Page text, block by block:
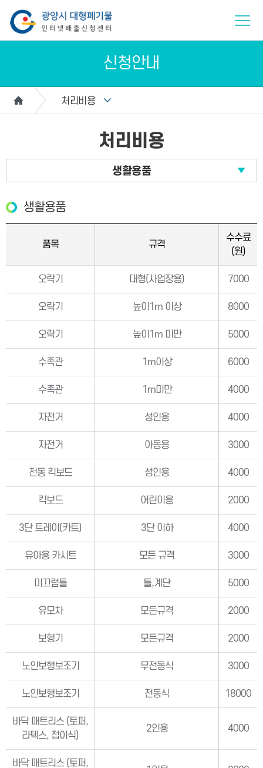
신청안내
처리비용
처리비용
생활용품
생활용품
품목 규격
수수료
(원)
오락기 대형(사업장용) 7000
오락기 높이1m 이상 8000
오락기 높이1m 미만 5000
수족관 1m이상 6000
수족관 1m미만 4000
자전거 성인용 4000
자전거 아동용 3000
전동 킥보드 성인용 4000
킥보드 어린이용 2000
3단 트레이(카트) 3단 이하 4000
유아용 카시트 모든 규격 3000
미끄럼틀 틀,계단 5000
유모차 모든규격 2000
보행기 모든규격 2000
노인보행보조기 무전동식 3000
노인보행보조기 전동식 18000
바닥 매트리스 (토퍼,
라텍스, 접이식)
2인용 4000
바닥 매트리스 (토퍼,